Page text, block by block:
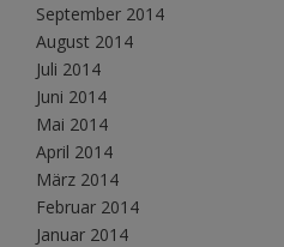
September 2014
August 2014
Juli 2014
Juni 2014
Mai 2014
April 2014
März 2014
Februar 2014
Januar 2014